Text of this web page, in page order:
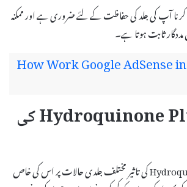
کرنا آپ کی جلد کی حفاظت کے لئے ضروری ہے اور ممکنہ
مددگار ثابت ہوتا ہے۔
How Work Google AdSense in
Hydroquinone Plus Cream کی
Hydroquinone Plus Cream کی تاثیر مختلف جلدی حالات پر اس کی خاص